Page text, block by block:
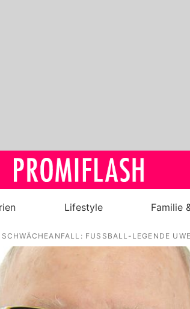
Royals
Lifestyle Familie
SCHWÄCHEANFALL: FUSSBALL-LEGENDE